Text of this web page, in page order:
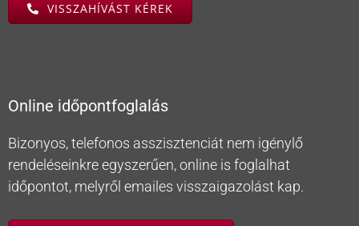
VISSZAHÍVÁST KÉREK
Online időpontfoglalás
Bizonyos, telefonos asszisztenciát nem igénylő
rendeléseinkre egyszerűen, online is foglalhat
időpontot, melyről emailes visszaigazolást kap.